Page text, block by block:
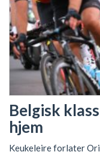
Belgisk
hjem
Keukeleire forlater